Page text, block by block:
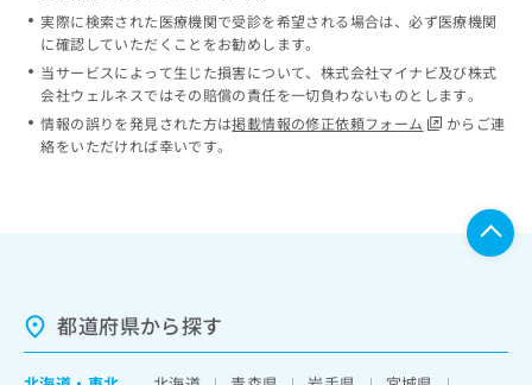
実際に検索された医療機関で受診を希望される場合は、必ず医療機関
に確認していただくことをお勧めします。
当サービスによって生じた損害について、株式会社マイナビ及び株式
会社ウェルネスではその賠償の責任を一切負わないものとします。
情報の誤りを発見された方は掲載情報の修正依頼フォーム
からご連
絡をいただければ幸いです。
都道府県から探す